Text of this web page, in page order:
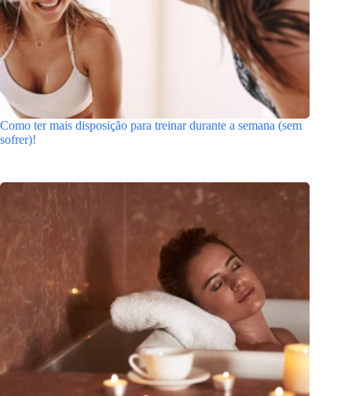
Como ter mais disposição para treinar durante a semana (sem
sofrer)!